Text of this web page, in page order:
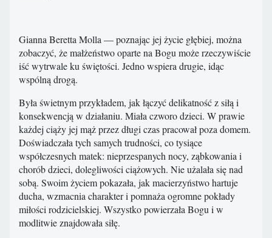
Gianna Beretta Molla — poznając jej życie głębiej, można
zobaczyć, że małżeństwo oparte na Bogu może rzeczywiście
iść wytrwale ku świętości. Jedno wspiera drugie, idąc
wspólną drogą.
Była świetnym przykładem, jak łączyć delikatność z siłą i
konsekwencją w działaniu. Miała czworo dzieci. W prawie
każdej ciąży jej mąż przez długi czas pracował poza domem.
Doświadczała tych samych trudności, co tysiące
współczesnych matek: nieprzespanych nocy, ząbkowania i
chorób dzieci, dolegliwości ciążowych. Nie użalała się nad
sobą. Swoim życiem pokazała, jak macierzyństwo hartuje
ducha, wzmacnia charakter i pomnaża ogromne pokłady
miłości rodzicielskiej. Wszystko powierzała Bogu i w
modlitwie znajdowała siłę.